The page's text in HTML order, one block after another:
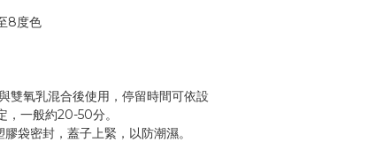
8度色
雙氧乳混合後使用，停留時間可依設
，一般約20-50分。
袋密封，蓋子上緊，以防潮濕。